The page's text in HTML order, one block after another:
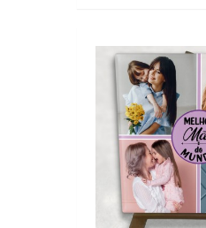
PAR DE MEIAS